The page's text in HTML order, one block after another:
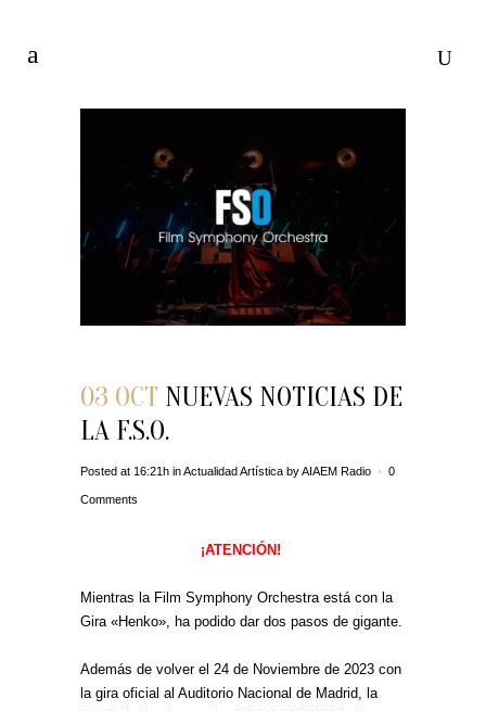
03 OCT NUEVAS NOTICIAS DE
LA F.S.O.
Posted at 16:21h inActualidad Artística byAIAEM Radio 0
Comments
¡ATENCIÓN!
Mientras la Film Symphony Orchestra está con la
Gira «Henko», ha podido dar dos pasos de gigante.
Además de volver el 24 de Noviembre de 2023 con
la gira oficial al Auditorio Nacional de Madrid, la